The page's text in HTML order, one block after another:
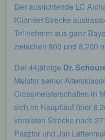
Der ausrichtende LC
Kilomter-Strecke
Teilnehmer aus ganz
zwischen 800 und 8.200
Der 44jährige Dr.
Meister seiner
Crossmeisterschaften in
sich im Hauptlauf über
vereisten Strecke nach
Pasztor und Jan